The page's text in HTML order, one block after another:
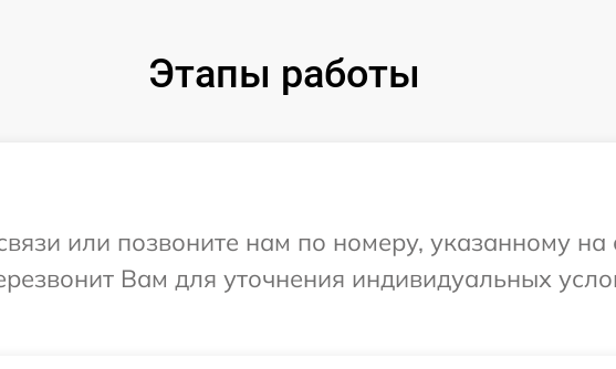
Этапы работы
или позвоните нам по номеру, указанному на
Вам для уточнения индивидуальных